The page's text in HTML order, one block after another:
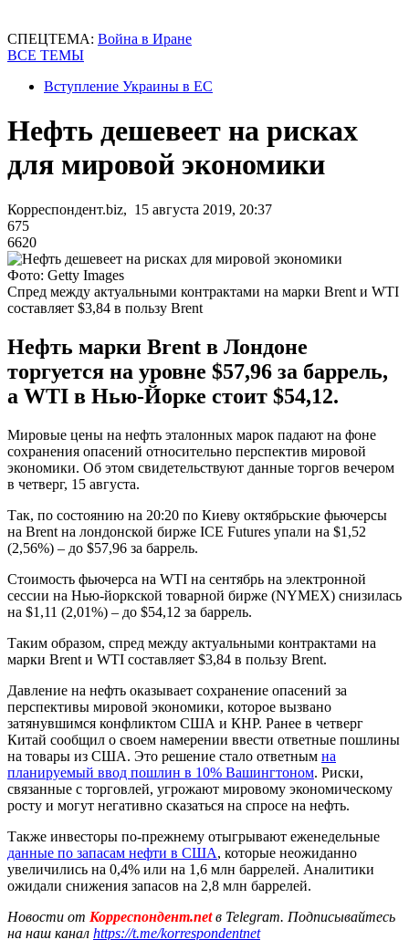
СПЕЦТЕМА: Война в Иране
ВСЕ ТЕМЫ
Вступление Украины в ЕС
Нефть дешевеет на рисках
для мировой экономики
Корреспондент.biz, 15 августа 2019, 20:37
675
6620
Фото: Getty Images
Спред между актуальными контрактами на марки Brent и WTI
составляет $3,84 в пользу Brent
Нефть марки Brent в Лондоне
торгуется на уровне $57,96 за баррель,
а WTI в Нью-Йорке стоит $54,12.
Мировые цены на нефть эталонных марок падают на фоне
сохранения опасений относительно перспектив мировой
экономики. Об этом свидетельствуют данные торгов вечером
в четверг, 15 августа.
Так, по состоянию на 20:20 по Киеву октябрьские фьючерсы
на Brent на лондонской бирже ICE Futures упали на $1,52
(2,56%) – до $57,96 за баррель.
Стоимость фьючерса на WTI на сентябрь на электронной
сессии на Нью-йоркской товарной бирже (NYMEX) снизилась
на $1,11 (2,01%) – до $54,12 за баррель.
Таким образом, спред между актуальными контрактами на
марки Brent и WTI составляет $3,84 в пользу Brent.
Давление на нефть оказывает сохранение опасений за
перспективы мировой экономики, которое вызвано
затянувшимся конфликтом США и КНР. Ранее в четверг
Китай сообщил о своем намерении ввести ответные пошлины
на товары из США. Это решение стало ответным на
планируемый ввод пошлин в 10% Вашингтоном. Риски,
связанные с торговлей, угрожают мировому экономическому
росту и могут негативно сказаться на спросе на нефть.
Также инвесторы по-прежнему отыгрывают еженедельные
данные по запасам нефти в США, которые неожиданно
увеличились на 0,4% или на 1,6 млн баррелей. Аналитики
ожидали снижения запасов на 2,8 млн баррелей.
Новости от Корреспондент.netв Telegram. Подписывайтесь
на наш канал https://t.me/korrespondentnet